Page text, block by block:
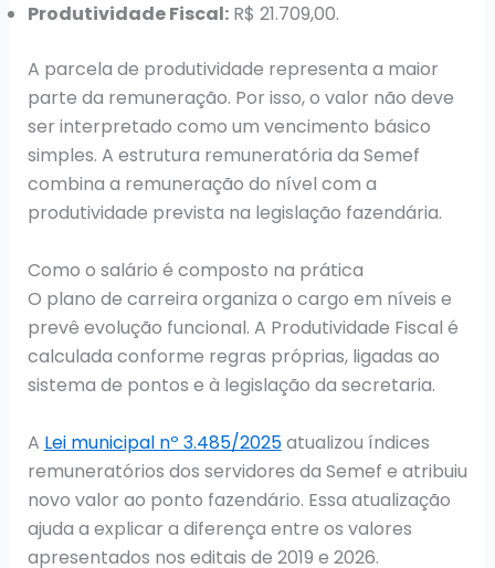
Produtividade Fiscal:R$ 21.709,00.
A parcela de produtividade representa a maior
parte da remuneração. Por isso, o valor não deve
ser interpretado como um vencimento básico
simples. A estrutura remuneratória da Semef
combina a remuneração do nível com a
produtividade prevista na legislação fazendária.
Como o salário é composto na prática
O plano de carreira organiza o cargo em níveis e
prevê evolução funcional. A Produtividade Fiscal é
calculada conforme regras próprias, ligadas ao
sistema de pontos e à legislação da secretaria.
A Lei municipal nº 3.485/2025atualizou índices
remuneratórios dos servidores da Semef e atribuiu
novo valor ao ponto fazendário. Essa atualização
ajuda a explicar a diferença entre os valores
apresentados nos editais de 2019 e 2026.